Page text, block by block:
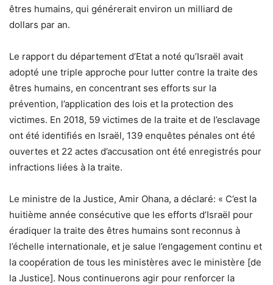
êtres humains, qui générerait environ un milliard de
dollars par an.
Le rapport du département d’Etat a noté qu’Israël avait
adopté une triple approche pour lutter contre la traite des
êtres humains, en concentrant ses efforts sur la
prévention, l’application des lois et la protection des
victimes. En 2018, 59 victimes de la traite et de l’esclavage
ont été identifiés en Israël, 139 enquêtes pénales ont été
ouvertes et 22 actes d’accusation ont été enregistrés pour
infractions liées à la traite.
Le ministre de la Justice, Amir Ohana, a déclaré: « C’est la
huitième année consécutive que les efforts d’Israël pour
éradiquer la traite des êtres humains sont reconnus à
l’échelle internationale, et je salue l’engagement continu et
la coopération de tous les ministères avec le ministère [de
la Justice]. Nous continuerons agir pour renforcer la